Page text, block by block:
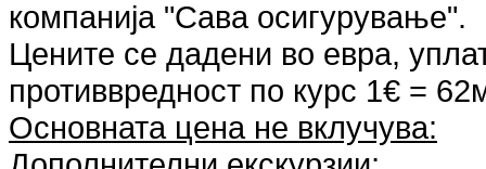
компанија "Сава осигурување".
Цените се дадени во евра,
противвредност по курс 1€ =
Основната цена не вклучува: